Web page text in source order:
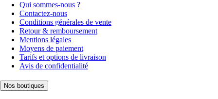
Qui sommes-nous ?
Contactez-nous
Conditions générales de vente
Retour & remboursement
Mentions légales
Moyens de paiement
Tarifs et options de livraison
Avis de confidentialité
Nos boutiques